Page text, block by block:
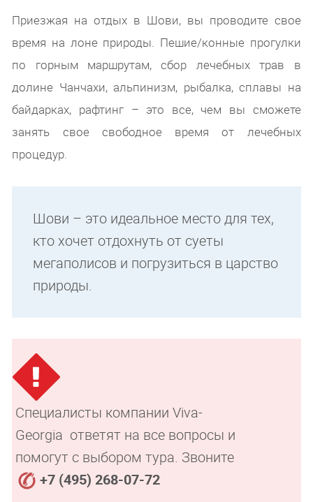
Приезжая на отдых в Шови, вы проводите свое
время на лоне природы. Пешие/конные прогулки
по горным маршрутам, сбор лечебных трав в
долине Чанчахи, альпинизм, рыбалка, сплавы на
байдарках, рафтинг – это все, чем вы сможете
занять свое свободное время от лечебных
процедур.
Шови – это идеальное место для тех,
кто хочет отдохнуть от суеты
мегаполисов и погрузиться в царство
природы.
Специалисты компании Viva-
Georgia ответят на все вопросы и
помогут с выбором тура. Звоните
+7 (495) 268-07-72